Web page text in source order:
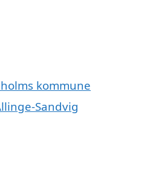
kommune
Sandvig